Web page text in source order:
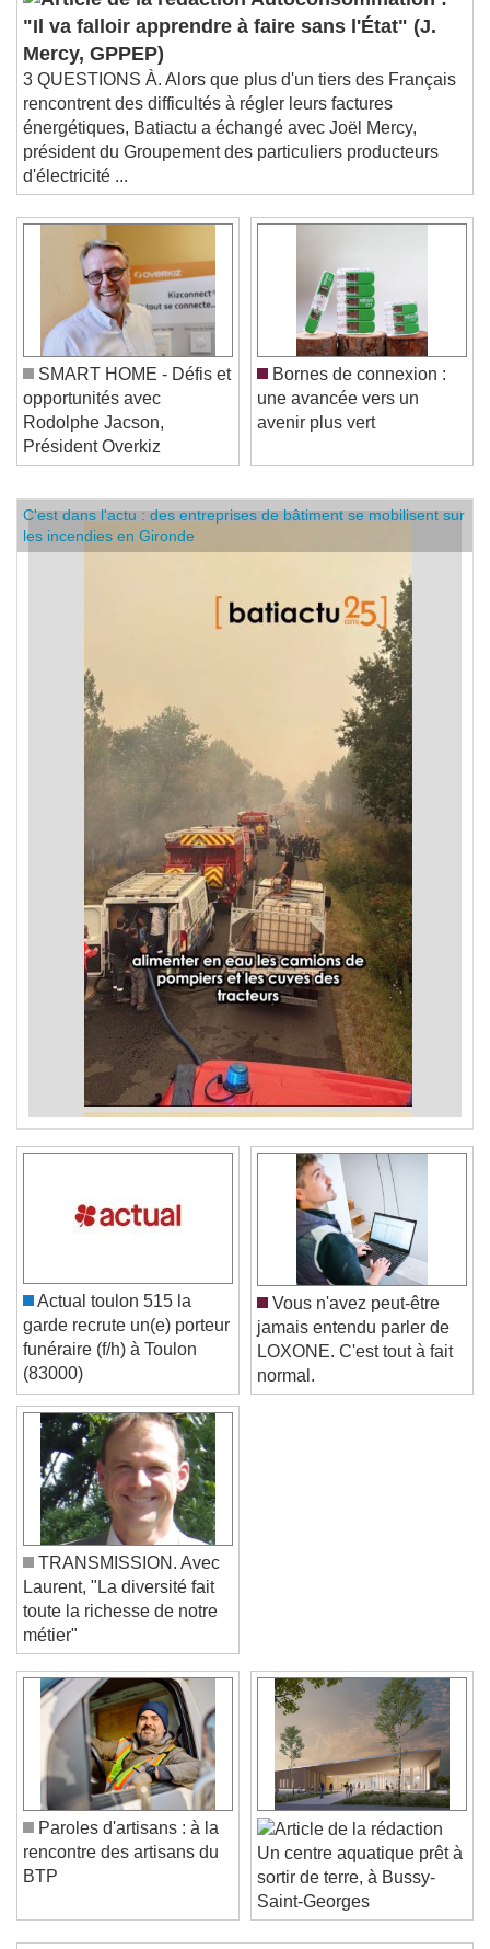
Autoconsommation :
"Il va falloir apprendre à faire sans l'État" (J.
Mercy, GPPEP)
3 QUESTIONS À. Alors que plus d'un tiers des Français
rencontrent des difficultés à régler leurs factures
énergétiques, Batiactu a échangé avec Joël Mercy,
président du Groupement des particuliers producteurs
d'électricité ...
SMART HOME - Défis et
opportunités avec
Rodolphe Jacson,
Président Overkiz
Bornes de connexion :
une avancée vers un
Video Player is loading.
Play Video
Play
Skip Backward
Skip Forward
Unmute
Current Time 0:00
/
Seek to live, currently behind liveLIVE
C'est dans l'actu : des entreprises de bâtiment se mobilisent sur
les incendies en Gironde
Actual toulon 515 la
garde recrute un(e) porteur
funéraire (f/h) à Toulon
(83000)
Vous n'avez peut-être
jamais entendu parler de
LOXONE. C'est tout à fait
normal.
TRANSMISSION. Avec
Laurent, "La diversité fait
toute la richesse de notre
métier"
Paroles d'artisans : à la
rencontre des artisans du
Un centre aquatique prêt à
sortir de terre, à Bussy-
Saint-Georges